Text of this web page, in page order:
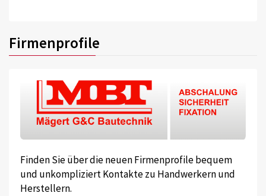
Firmenprofile
Finden Sie über die neuen Firmenprofile bequem
und unkompliziert Kontakte zu Handwerkern und
Herstellern.